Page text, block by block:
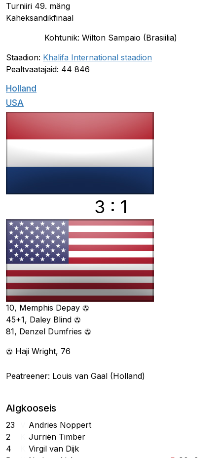
Turniiri 49. mäng
Kaheksandikfinaal
Kohtunik: Wilton Sampaio (Brasiilia)
Staadion: Khalifa International staadion
Pealtvaatajaid: 44 846
Holland
USA
3 : 1
10, Memphis Depay
45+1, Daley Blind
81, Denzel Dumfries
Haji Wright, 76
Peatreener: Louis van Gaal (Holland)
Algkooseis
23
Andries Noppert
2
Jurriën Timber
4
Virgil van Dijk